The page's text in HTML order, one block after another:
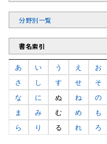
分野別一覧
書名索引
あ い う え お
さ
し す せ そ
な
に ぬ ね の
ま
み む め も
ら
り る れ ろ